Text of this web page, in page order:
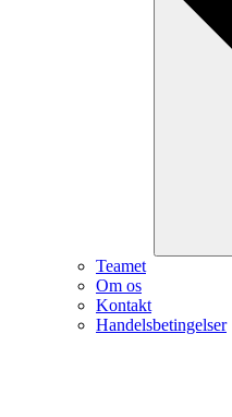
Teamet
Om os
Kontakt
Handelsbetingelser